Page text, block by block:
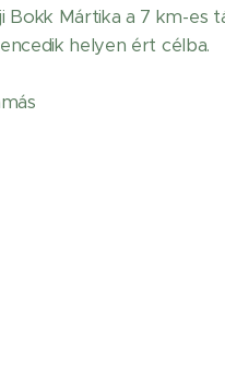
Bokk Mártika a 7 km-es
helyen ért célba.